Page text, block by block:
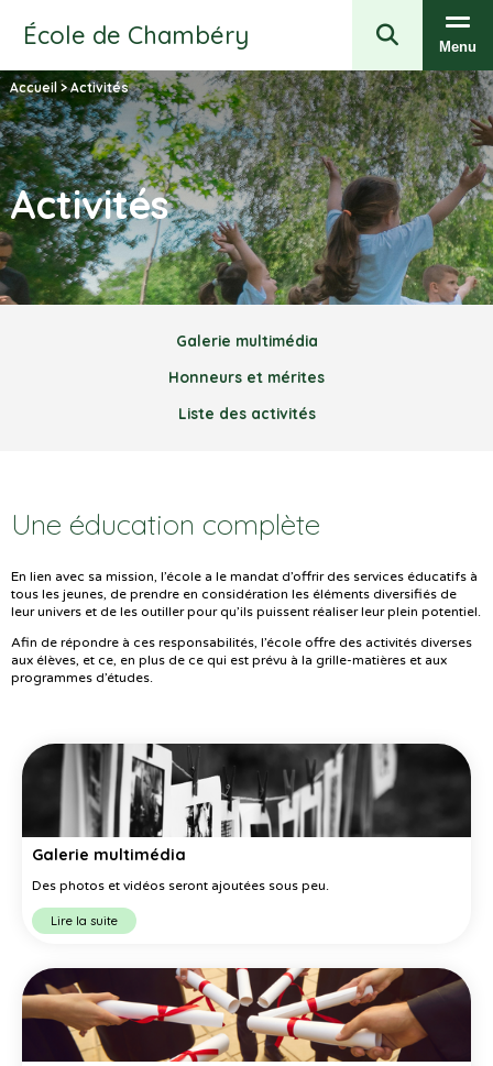
École de Chambéry Menu
Accueil>Activités
Activités
Galerie multimédia
Honneurs et mérites
Liste des activités
Une éducation complète
En lien avec sa mission, l’école a le mandat d’offrir des services éducatifs à
tous les jeunes, de prendre en considération les éléments diversifiés de
leur univers et de les outiller pour qu’ils puissent réaliser leur plein potentiel.
Afin de répondre à ces responsabilités, l’école offre des activités diverses
aux élèves, et ce, en plus de ce qui est prévu à la grille-matières et aux
programmes d’études.
Galerie multimédia
Des photos et vidéos seront ajoutées sous peu.
Lire la suite